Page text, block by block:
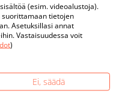
(esim. videoalustoja).
suorittamaan tietojen
Asetuksillasi annat
Vastaisuudessa voit
)
Ei, säädä